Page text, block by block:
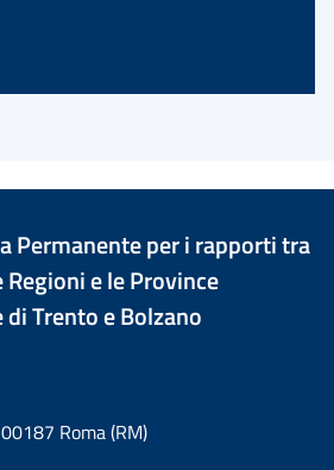
Permanente per i rapporti tra
e le Province
Trento e Bolzano
Roma (RM)